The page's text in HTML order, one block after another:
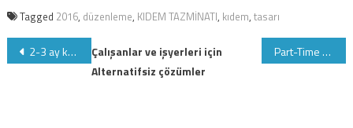
Tagged 2016, düzenleme, KIDEM TAZMİNATI, kıdem, tasarı
Yazı
gezinmesi
2-3 ay kursla değil gerçek Sosyal Güvenlik uzmanlığı için SGK'dan Fırsat Part-Time çalışanlar nasıl SGK Borçlanması yapabilir?
Çalışanlar ve işyerleri için
Alternatifsiz çözümler